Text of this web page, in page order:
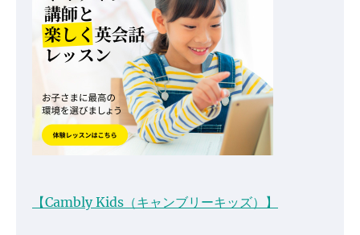
【Cambly Kids（キャンブリーキッズ）】